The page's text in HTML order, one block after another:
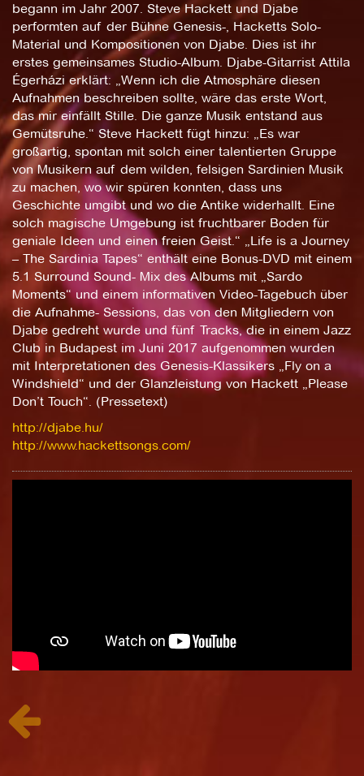
begann im Jahr 2007. Steve Hackett und Djabe
performten auf der Bühne Genesis-, Hacketts Solo-
Material und Kompositionen von Djabe. Dies ist ihr
erstes gemeinsames Studio-Album. Djabe-Gitarrist Attila
Égerházi erklärt: „Wenn ich die Atmosphäre diesen
Aufnahmen beschreiben sollte, wäre das erste Wort,
das mir einfällt Stille. Die ganze Musik entstand aus
Gemütsruhe.“ Steve Hackett fügt hinzu: „Es war
großartig, spontan mit solch einer talentierten Gruppe
von Musikern auf dem wilden, felsigen Sardinien Musik
zu machen, wo wir spüren konnten, dass uns
Geschichte umgibt und wo die Antike widerhallt. Eine
solch magische Umgebung ist fruchtbarer Boden für
geniale Ideen und einen freien Geist.“ „Life is a Journey
– The Sardinia Tapes“ enthält eine Bonus-DVD mit einem
5.1 Surround Sound- Mix des Albums mit „Sardo
Moments“ und einem informativen Video-Tagebuch über
die Aufnahme- Sessions, das von den Mitgliedern von
Djabe gedreht wurde und fünf Tracks, die in einem Jazz
Club in Budapest im Juni 2017 aufgenommen wurden
mit Interpretationen des Genesis-Klassikers „Fly on a
Windshield“ und der Glanzleistung von Hackett „Please
Don’t Touch“. (Pressetext)
http://djabe.hu/
http://www.hackettsongs.com/